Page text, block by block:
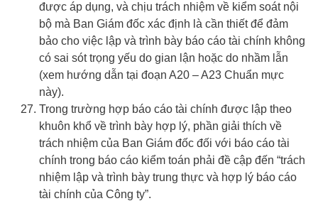
được áp dụng, và chịu trách nhiệm về kiểm soát nội
bộ mà Ban Giám đốc xác định là cần thiết để đảm
bảo cho việc lập và trình bày báo cáo tài chính không
có sai sót trọng yếu do gian lận hoặc do nhầm lẫn
(xem hướng dẫn tại đoạn A20 – A23 Chuẩn mực
này).
Trong trường hợp báo cáo tài chính được lập theo
khuôn khổ về trình bày hợp lý, phần giải thích về
trách nhiệm của Ban Giám đốc đối với báo cáo tài
chính trong báo cáo kiểm toán phải đề cập đến “trách
nhiệm lập và trình bày trung thực và hợp lý báo cáo
tài chính của Công ty”.